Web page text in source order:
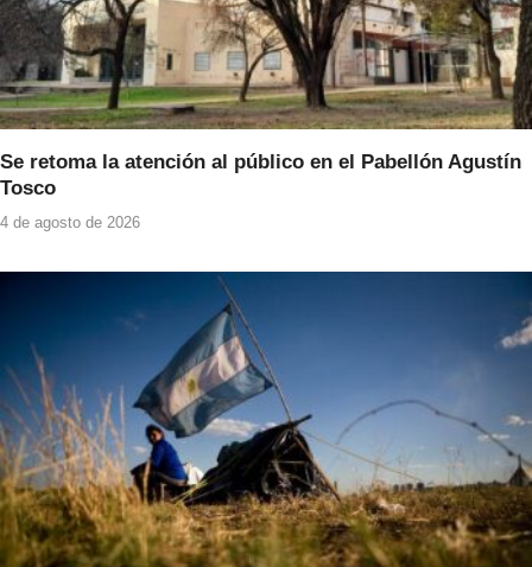
Se retoma la atención al público en el Pabellón Agustín
Tosco
4 de agosto de 2026